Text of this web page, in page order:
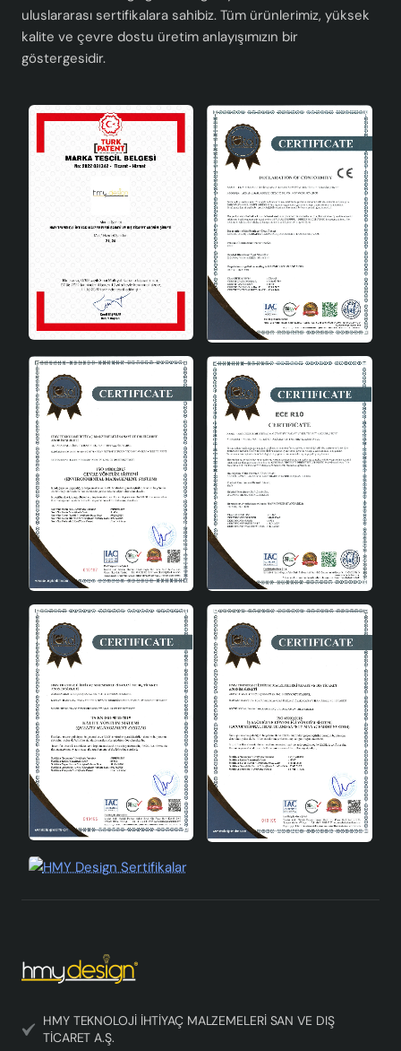
uluslararası sertifikalara sahibiz. Tüm ürünlerimiz, yüksek
kalite ve çevre dostu üretim anlayışımızın bir
göstergesidir.
HMY TEKNOLOJİ İHTİYAÇ MALZEMELERİ SAN VE DIŞ
TİCARET A.Ş.